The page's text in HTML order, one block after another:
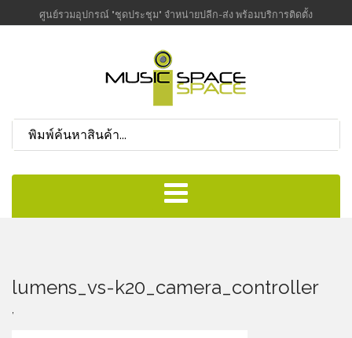
ศูนย์รวมอุปกรณ์ "ชุดประชุม" จำหน่ายปลีก-ส่ง พร้อมบริการติดตั้ง
lumens_vs-k20_camera_controller